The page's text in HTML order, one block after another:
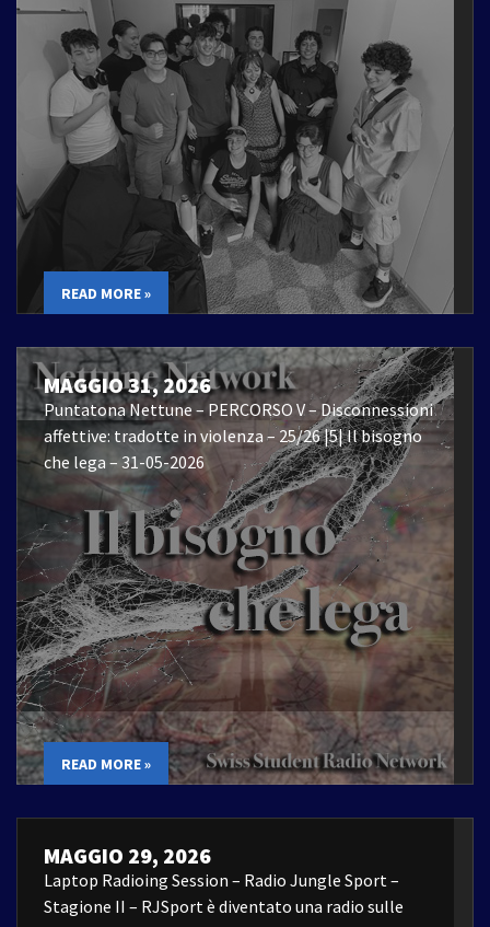
READ MORE »
MAGGIO 31, 2026
Puntatona Nettune – PERCORSO V – Disconnessioni
affettive: tradotte in violenza – 25/26 |5| Il bisogno
che lega – 31-05-2026
READ MORE »
MAGGIO 29, 2026
Laptop Radioing Session – Radio Jungle Sport –
Stagione II – RJSport è diventato una radio sulle